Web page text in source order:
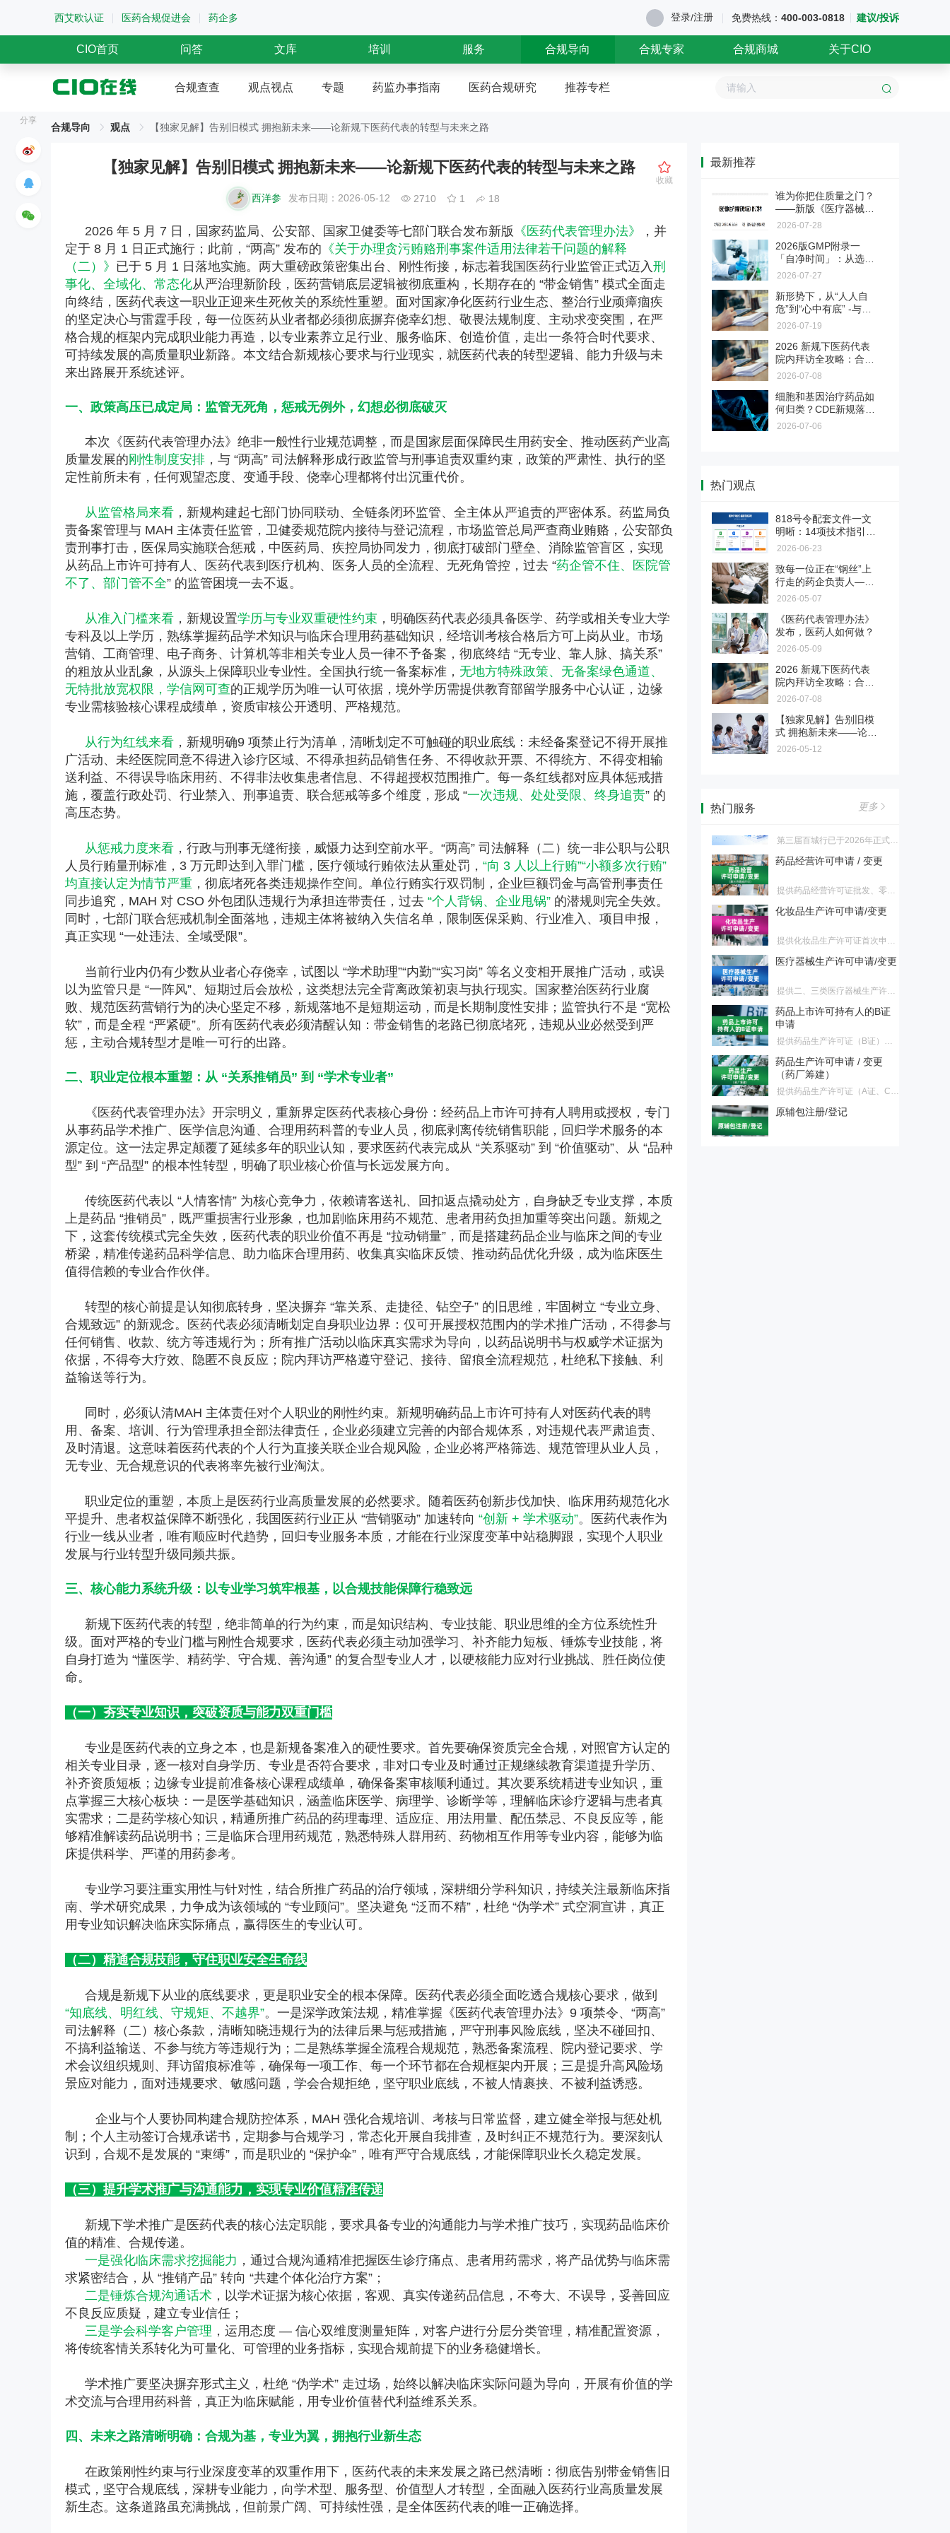
西艾欧认证 医药合规促进会 药企多 登录/注册 免费热线： 400-003-0818 建议/投诉
CIO首页 问答 文库 培训 服务 合规导向 合规专家 合规商城 关于CIO
合规查查 观点视点 专题 药监办事指南 医药合规研究 推荐专栏
合规导向 观点 【独家见解】告别旧模式 拥抱新未来——论新规下医药代表的转型与未来之路
【独家见解】告别旧模式 拥抱新未来——论新规下医药代表的转型与未来之路
西洋参 发布日期：2026-05-12 2710 1 18
收藏
2026 年 5 月 7 日，国家药监局、公安部、国家卫健委等七部门联合发布新版 《医药代表管理办法》
，并
定于 8 月 1 日正式施行；此前，“两高” 发布的 《关于办理贪污贿赂刑事案件适用法律若干问题的解释
（二）》 已于 5 月 1 日落地实施。两大重磅政策密集出台、刚性衔接，标志着我国医药行业监管正式迈入刑
事化、全域化、常态化从严治理新阶段，医药营销底层逻辑被彻底重构，长期存在的 “带金销售” 模式全面走
向终结，医药代表这一职业正迎来生死攸关的系统性重塑。面对国家净化医药行业生态、整治行业顽瘴痼疾
的坚定决心与雷霆手段，每一位医药从业者都必须彻底摒弃侥幸幻想、敬畏法规制度、主动求变突围，在严
格合规的框架内完成职业能力再造，以专业素养立足行业、服务临床、创造价值，走出一条符合时代要求、
可持续发展的高质量职业新路。本文结合新规核心要求与行业现实，就医药代表的转型逻辑、能力升级与未
来出路展开系统述评。
一、政策高压已成定局：监管无死角，惩戒无例外，幻想必彻底破灭
本次《医药代表管理办法》绝非一般性行业规范调整，而是国家层面保障民生用药安全、推动医药产业高
质量发展的刚性制度安排 ，与 “两高” 司法解释形成行政监管与刑事追责双重约束，政策的严肃性、执行的坚
定性前所未有，任何观望态度、变通手段、侥幸心理都将付出沉重代价。
从监管格局来看 ，新规构建起七部门协同联动、全链条闭环监管、全主体从严追责的严密体系。药监局负
责备案管理与 MAH 主体责任监管，卫健委规范院内接待与登记流程，市场监管总局严查商业贿赂，公安部负
责刑事打击，医保局实施联合惩戒，中医药局、疾控局协同发力，彻底打破部门壁垒、消除监管盲区，实现
从药品上市许可持有人、医药代表到医疗机构、医务人员的全流程、无死角管控，过去 “药企管不住、医院管
不了、部门管不全” 的监管困境一去不返。
从准入门槛来看 ，新规设置学历与专业双重硬性约束 ，明确医药代表必须具备医学、药学或相关专业大学
专科及以上学历，熟练掌握药品学术知识与临床合理用药基础知识，经培训考核合格后方可上岗从业。市场
营销、工商管理、电子商务、计算机等非相关专业人员一律不予备案，彻底终结 “无专业、靠人脉、搞关系”
的粗放从业乱象，从源头上保障职业专业性。全国执行统一备案标准， 无地方特殊政策、无备案绿色通道、
无特批放宽权限，学信网可查的正规学历为唯一认可依据，境外学历需提供教育部留学服务中心认证，边缘
专业需核验核心课程成绩单，资质审核公开透明、严格规范。
从行为红线来看 ，新规明确9 项禁止行为清单，清晰划定不可触碰的职业底线：未经备案登记不得开展推
广活动、未经医院同意不得进入诊疗区域、不得承担药品销售任务、不得收款开票、不得统方、不得变相输
送利益、不得误导临床用药、不得非法收集患者信息、不得超授权范围推广。每一条红线都对应具体惩戒措
施，覆盖行政处罚、行业禁入、刑事追责、联合惩戒等多个维度，形成 “一次违规、处处受限、终身追责” 的
高压态势。
从惩戒力度来看 ，行政与刑事无缝衔接，威慑力达到空前水平。“两高” 司法解释（二）统一非公职与公职
人员行贿量刑标准，3 万元即达到入罪门槛，医疗领域行贿依法从重处罚， “向 3 人以上行贿”“小额多次行贿”
均直接认定为情节严重 ，彻底堵死各类违规操作空间。单位行贿实行双罚制，企业巨额罚金与高管刑事责任
同步追究，MAH 对 CSO 外包团队违规行为承担连带责任，过去 “个人背锅、企业甩锅” 的潜规则完全失效。
同时，七部门联合惩戒机制全面落地，违规主体将被纳入失信名单，限制医保采购、行业准入、项目申报，
真正实现 “一处违法、全域受限”。
当前行业内仍有少数从业者心存侥幸，试图以 “学术助理”“内勤”“实习岗” 等名义变相开展推广活动，或误
以为监管只是 “一阵风”、短期过后会放松，这类想法完全背离政策初衷与执行现实。国家整治医药行业腐
败、规范医药营销行为的决心坚定不移，新规落地不是短期运动，而是长期制度性安排；监管执行不是 “宽松
软”，而是全程 “严紧硬”。所有医药代表必须清醒认知：带金销售的老路已彻底堵死，违规从业必然受到严
惩，主动合规转型才是唯一可行的出路。
二、职业定位根本重塑：从 “关系推销员” 到 “学术专业者”
《医药代表管理办法》开宗明义，重新界定医药代表核心身份：经药品上市许可持有人聘用或授权，专门
从事药品学术推广、医学信息沟通、合理用药科普的专业人员，彻底剥离传统销售职能，回归学术服务的本
源定位。这一法定界定颠覆了延续多年的职业认知，要求医药代表完成从 “关系驱动” 到 “价值驱动”、从 “品种
型” 到 “产品型” 的根本性转型，明确了职业核心价值与长远发展方向。
传统医药代表以 “人情客情” 为核心竞争力，依赖请客送礼、回扣返点撬动处方，自身缺乏专业支撑，本质
上是药品 “推销员”，既严重损害行业形象，也加剧临床用药不规范、患者用药负担加重等突出问题。新规之
下，这套传统模式完全失效，医药代表的职业价值不再是 “拉动销量”，而是搭建药品企业与临床之间的专业
桥梁，精准传递药品科学信息、助力临床合理用药、收集真实临床反馈、推动药品优化升级，成为临床医生
值得信赖的专业合作伙伴。
转型的核心前提是认知彻底转身，坚决摒弃 “靠关系、走捷径、钻空子” 的旧思维，牢固树立 “专业立身、
合规致远” 的新观念。医药代表必须清晰划定自身职业边界：仅可开展授权范围内的学术推广活动，不得参与
任何销售、收款、统方等违规行为；所有推广活动以临床真实需求为导向，以药品说明书与权威学术证据为
依据，不得夸大疗效、隐匿不良反应；院内拜访严格遵守登记、接待、留痕全流程规范，杜绝私下接触、利
益输送等行为。
同时，必须认清MAH 主体责任对个人职业的刚性约束。新规明确药品上市许可持有人对医药代表的聘
用、备案、培训、行为管理承担全部法律责任，企业必须建立完善的内部合规体系，对违规代表严肃追责、
及时清退。这意味着医药代表的个人行为直接关联企业合规风险，企业必将严格筛选、规范管理从业人员，
无专业、无合规意识的代表将率先被行业淘汰。
职业定位的重塑，本质上是医药行业高质量发展的必然要求。随着医药创新步伐加快、临床用药规范化水
平提升、患者权益保障不断强化，我国医药行业正从 “营销驱动” 加速转向 “创新 + 学术驱动”。医药代表作为
行业一线从业者，唯有顺应时代趋势，回归专业服务本质，才能在行业深度变革中站稳脚跟，实现个人职业
发展与行业转型升级同频共振。
三、核心能力系统升级：以专业学习筑牢根基，以合规技能保障行稳致远
新规下医药代表的转型，绝非简单的行为约束，而是知识结构、专业技能、职业思维的全方位系统性升
级。面对严格的专业门槛与刚性合规要求，医药代表必须主动加强学习、补齐能力短板、锤炼专业技能，将
自身打造为 “懂医学、精药学、守合规、善沟通” 的复合型专业人才，以硬核能力应对行业挑战、胜任岗位使
命。
（一）夯实专业知识，突破资质与能力双重门槛
专业是医药代表的立身之本，也是新规备案准入的硬性要求。首先要确保资质完全合规，对照官方认定的
相关专业目录，逐一核对自身学历、专业是否符合要求，非对口专业及时通过正规继续教育渠道提升学历、
补齐资质短板；边缘专业提前准备核心课程成绩单，确保备案审核顺利通过。其次要系统精进专业知识，重
点掌握三大核心板块：一是医学基础知识，涵盖临床医学、病理学、诊断学等，理解临床诊疗逻辑与患者真
实需求；二是药学核心知识，精通所推广药品的药理毒理、适应症、用法用量、配伍禁忌、不良反应等，能
够精准解读药品说明书；三是临床合理用药规范，熟悉特殊人群用药、药物相互作用等专业内容，能够为临
床提供科学、严谨的用药参考。
专业学习要注重实用性与针对性，结合所推广药品的治疗领域，深耕细分学科知识，持续关注最新临床指
南、学术研究成果，力争成为该领域的 “专业顾问”。坚决避免 “泛而不精”，杜绝 “伪学术” 式空洞宣讲，真正
用专业知识解决临床实际痛点，赢得医生的专业认可。
（二）精通合规技能，守住职业安全生命线
合规是新规下从业的底线要求，更是职业安全的根本保障。医药代表必须全面吃透合规核心要求，做到
“知底线、明红线、守规矩、不越界”。一是深学政策法规，精准掌握《医药代表管理办法》9 项禁令、“两高”
司法解释（二）核心条款，清晰知晓违规行为的法律后果与惩戒措施，严守刑事风险底线，坚决不碰回扣、
不搞利益输送、不参与统方等违规行为；二是熟练掌握全流程合规规范，熟悉备案流程、院内登记要求、学
术会议组织规则、拜访留痕标准等，确保每一项工作、每一个环节都在合规框架内开展；三是提升高风险场
景应对能力，面对违规要求、敏感问题，学会合规拒绝，坚守职业底线，不被人情裹挟、不被利益诱惑。
企业与个人要协同构建合规防控体系，MAH 强化合规培训、考核与日常监督，建立健全举报与惩处机
制；个人主动签订合规承诺书，定期参与合规学习，常态化开展自我排查，及时纠正不规范行为。要深刻认
识到，合规不是发展的 “束缚”，而是职业的 “保护伞”，唯有严守合规底线，才能保障职业长久稳定发展。
（三）提升学术推广与沟通能力，实现专业价值精准传递
新规下学术推广是医药代表的核心法定职能，要求具备专业的沟通能力与学术推广技巧，实现药品临床价
值的精准、合规传递。
一是强化临床需求挖掘能力 ，通过合规沟通精准把握医生诊疗痛点、患者用药需求，将产品优势与临床需
求紧密结合，从 “推销产品” 转向 “共建个体化治疗方案”；
二是锤炼合规沟通话术 ，以学术证据为核心依据，客观、真实传递药品信息，不夸大、不误导，妥善回应
不良反应质疑，建立专业信任；
三是学会科学客户管理 ，运用态度 — 信心双维度测量矩阵，对客户进行分层分类管理，精准配置资源，
将传统客情关系转化为可量化、可管理的业务指标，实现合规前提下的业务稳健增长。
学术推广要坚决摒弃形式主义，杜绝 “伪学术” 走过场，始终以解决临床实际问题为导向，开展有价值的学
术交流与合理用药科普，真正为临床赋能，用专业价值替代利益维系关系。
四、未来之路清晰明确：合规为基，专业为翼，拥抱行业新生态
在政策刚性约束与行业深度变革的双重作用下，医药代表的未来发展之路已然清晰：彻底告别带金销售旧
模式，坚守合规底线，深耕专业能力，向学术型、服务型、价值型人才转型，全面融入医药行业高质量发展
新生态。这条道路虽充满挑战，但前景广阔、可持续性强，是全体医药代表的唯一正确选择。
最新推荐
谁为你把住质量之门？
——新版《医疗器械生
产质量管理规范》第三
2026-07-28
2026版GMP附录一
「自净时间」：从选做
变必做
2026-07-27
新形势下，从“人人自
危”到“心中有底” -与医
药企业管理层、董事
对话
2026-07-19
2026 新规下医药代表
院内拜访全攻略：合规
是底线，专业是出路
2026-07-08
细胞和基因治疗药品如
何归类？CDE新规落
地，与818号令“双轨
2026-07-06
热门观点
818号令配套文件一文
明晰：14项技术指引＋
2份核心规范＋备案自
2026-06-23
致每一位正在“钢丝”上
行走的药企负责人——
2026医药反腐风暴来
站在悬崖边缘？
2026-05-07
《医药代表管理办法》
发布，医药人如何做？
2026-05-09
2026 新规下医药代表
院内拜访全攻略：合规
是底线，专业是出路
2026-07-08
【独家见解】告别旧模
式 拥抱新未来——论新
规下医药代表的转型与
2026-05-12
热门服务 更多
医药企业涉刑风险防控与服
务
法释〔2026〕6号新规大幅调整
织联合推出医药验证服务，为您
交付每一份检查员都挑不出毛病
的验证证据链。国字号检测背书
起检查员任何审视。
服务
可面向药品生产企业和上市许可
持有人（MAH）提供药品上市后
临床评价、真实世界研究、药物
及成果转化服务。
合规破局与价值重塑 医药营
2026医药营销进入合规深水区！
两高反腐新规下，旧模式全面失
效。6月6日广州开营，邹晓徽老
推广，掌握合规落地打法。京沪
蓉巡回开启，抢占转型先机！
药物警戒第三方委托服务
把PV重担交给真正懂行的人。合
规底线、专业团队、迎检支持，
三档可选，适合不同PV需求的药
人。
【医药传播】药企品牌 / 产
本服务专注于为医药相关企业提
供品牌及产品宣传片制作，由医
药垂直专业团队打造，以合规传
资源，为医药生产企业、生物制
药公司、医疗器械厂商、医药创
新企业提供一站式影像传播解决
医疗器械注册/备案、变更
提供国产/进口二、三类医疗器
械、IVD首次注册、延续注册、
变更注册，国产/进口一类医疗器
药品（国产/进口）注册、变
动。我们诚挚邀请各地监管部门
推动辖区医药行业合规水平整体
药品经营许可申请 / 变更
连锁总部、零售连锁药店、零售
化妆品生产许可申请/变更
请、换证、变更服务
医疗器械生产许可申请/变更
证首次申请、换证、变更，一类
药品上市许可持有人的B证
申请
提供药品生产许可证（B证）首
次申请、换证、变更服务，适合
药品生产许可申请 / 变更
（药厂筹建）
提供药品生产许可证（A证、C
证、D证）首次申请、换证、变
原辅包注册/登记
分享